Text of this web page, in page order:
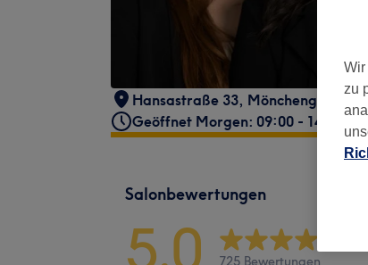
Hansastraße 33, Mönchengladbach
Geöffnet Morgen: 09:00 - 14:00
Salonbewertungen
5,0 725 Bewertungen
Wir
zu